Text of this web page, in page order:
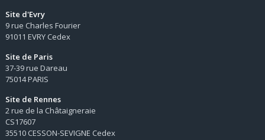
Site d'Evry
9 rue Charles Fourier
91011 EVRY Cedex
Site de Paris
37-39 rue Dareau
75014 PARIS
Site de Rennes
2 rue de la Châtaigneraie
CS17607
35510 CESSON-SEVIGNE Cedex